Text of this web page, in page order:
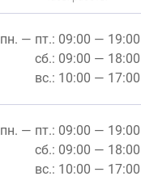
пн. — пт.: 09:00 — 19:00
сб.: 09:00 — 18:00
вс.: 10:00 — 17:00
пн. — пт.: 09:00 — 19:00
сб.: 09:00 — 18:00
вс.: 10:00 — 17:00